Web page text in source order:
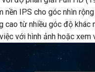
nền IPS cho góc nhìn
cao từ nhiều góc độ khác
với hình ảnh hoặc xem